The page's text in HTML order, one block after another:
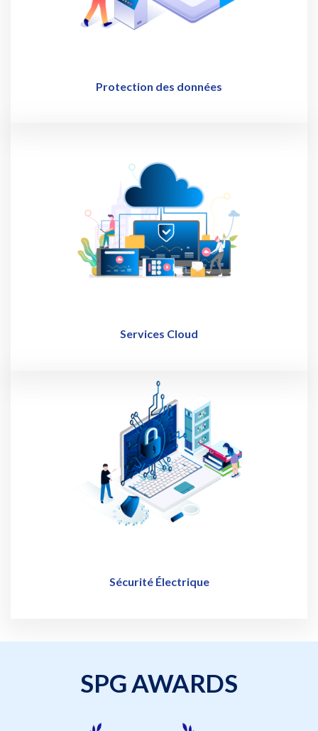
Protection des données
Services Cloud
Sécurité Électrique
SPG AWARDS